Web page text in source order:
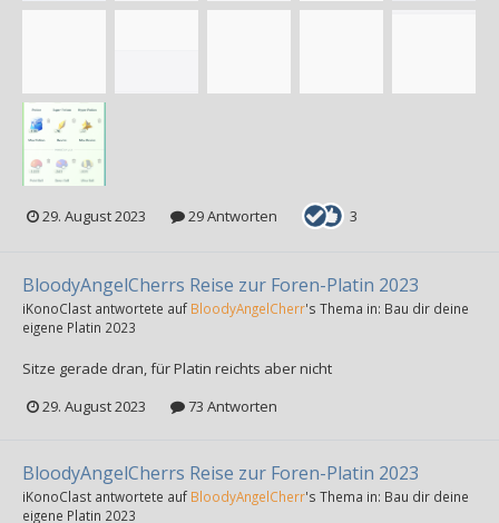
29. August 2023 29 Antworten 3
BloodyAngelCherrs Reise zur Foren-Platin 2023
iKonoClast antwortete auf BloodyAngelCherr's Thema in: Bau dir deine
eigene Platin 2023
Sitze gerade dran, für Platin reichts aber nicht
29. August 2023
73 Antworten
BloodyAngelCherrs Reise zur Foren-Platin 2023
iKonoClast antwortete auf BloodyAngelCherr's Thema in: Bau dir deine
eigene Platin 2023